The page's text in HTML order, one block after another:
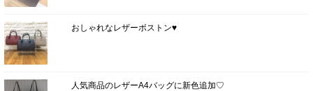
おしゃれなレザーボストン♥
人気商品のレザーA4バッグに新色追加♡